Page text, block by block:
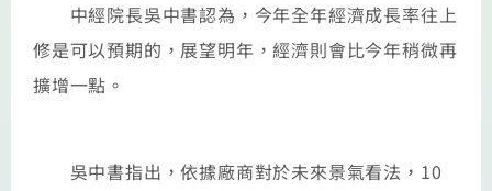
中經院長吳中書認為，今年全年經濟成長率往上
修是可以預期的，展望明年，經濟則會比今年稍微再
擴增一點。
吳中書指出，依據廠商對於未來景氣看法，10